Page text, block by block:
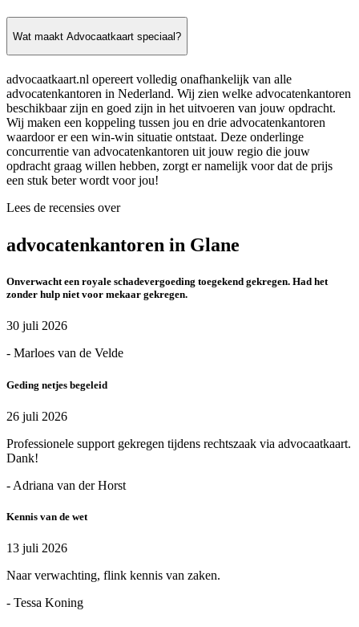
Wat maakt Advocaatkaart speciaal?
advocaatkaart.nl opereert volledig onafhankelijk van alle
advocatenkantoren in Nederland. Wij zien welke advocatenkantoren
beschikbaar zijn en goed zijn in het uitvoeren van jouw opdracht.
Wij maken een koppeling tussen jou en drie advocatenkantoren
waardoor er een win-win situatie ontstaat. Deze onderlinge
concurrentie van advocatenkantoren uit jouw regio die jouw
opdracht graag willen hebben, zorgt er namelijk voor dat de prijs
een stuk beter wordt voor jou!
Lees de recensies over
advocatenkantoren in Glane
Onverwacht een royale schadevergoeding toegekend gekregen. Had het
zonder hulp niet voor mekaar gekregen.
30 juli 2026
- Marloes van de Velde
Geding netjes begeleid
26 juli 2026
Professionele support gekregen tijdens rechtszaak via advocaatkaart.
Dank!
- Adriana van der Horst
Kennis van de wet
13 juli 2026
Naar verwachting, flink kennis van zaken.
- Tessa Koning